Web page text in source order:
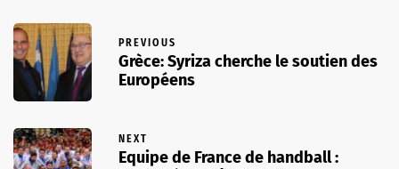
PREVIOUS
Grèce: Syriza cherche le soutien des
Européens
NEXT
Equipe de France de handball :